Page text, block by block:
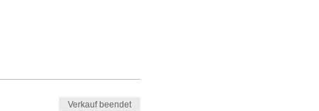
Verkauf beendet